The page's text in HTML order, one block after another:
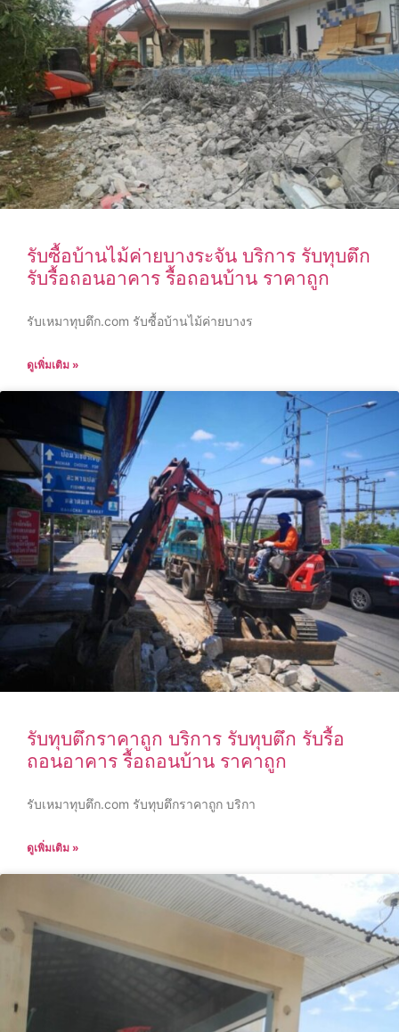
รับซื้อบ้านไม้ค่ายบางระจัน บริการ รับทุบตึก
รับรื้อถอนอาคาร รื้อถอนบ้าน ราคาถูก
รับเหมาทุบตึก.com รับซื้อบ้านไม้ค่ายบางร
ดูเพิ่มเติม »
รับทุบตึกราคาถูก บริการ รับทุบตึก รับรื้อ
ถอนอาคาร รื้อถอนบ้าน ราคาถูก
รับเหมาทุบตึก.com รับทุบตึกราคาถูก บริกา
ดูเพิ่มเติม »